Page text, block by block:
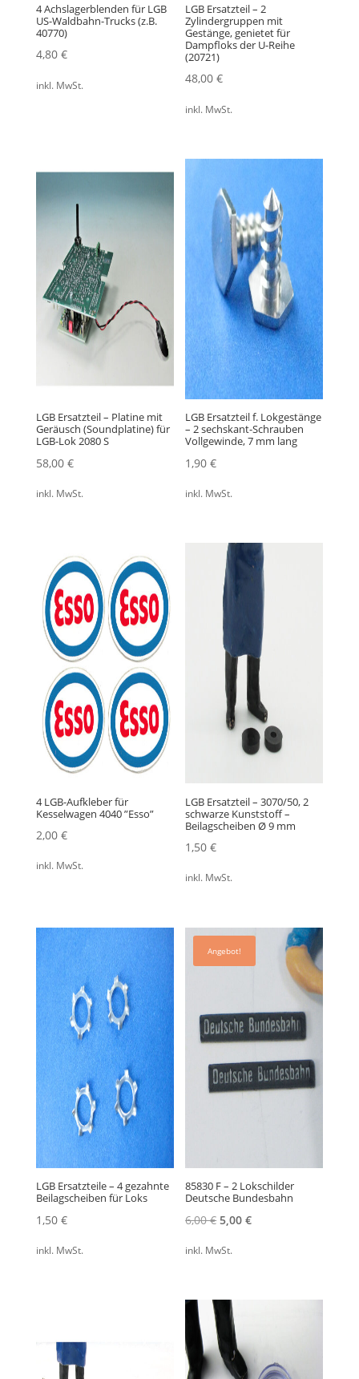
4 Achslagerblenden für LGB
US-Waldbahn-Trucks (z.B.
40770)
4,80 €
inkl. MwSt.
LGB Ersatzteil – 2
Zylindergruppen mit
Gestänge, genietet für
Dampfloks der U-Reihe
(20721)
48,00€
inkl. MwSt.
LGB Ersatzteil – Platine mit
Geräusch (Soundplatine) für
LGB-Lok 2080 S
58,00 €
inkl. MwSt.
LGB Ersatzteil f. Lokgestänge
– 2 sechskant-Schrauben
Vollgewinde, 7 mm lang
1,90€
inkl. MwSt.
4 LGB-Aufkleber für
Kesselwagen 4040 ”Esso”
2,00 €
inkl. MwSt.
LGB Ersatzteil – 3070/50, 2
schwarze Kunststoff –
Beilagscheiben Ø 9 mm
1,50€
inkl. MwSt.
LGB Ersatzteile – 4 gezahnte
Beilagscheiben für Loks
1,50 €
inkl. MwSt.
Angebot!
85830 F – 2 Lokschilder
Deutsche Bundesbahn
6,00€ Ursprünglicher
5,00€Aktueller
inkl. MwSt.